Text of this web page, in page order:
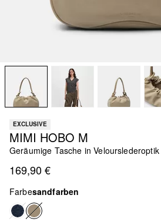
EXCLUSIVE
MIMI HOBO M
Geräumige Tasche in Velourslederoptik
169,90 €
Farbesandfarben